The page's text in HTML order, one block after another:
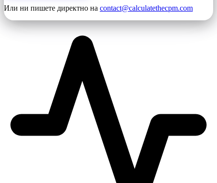
Или ни пишете директно на contact@calculatethecpm.com